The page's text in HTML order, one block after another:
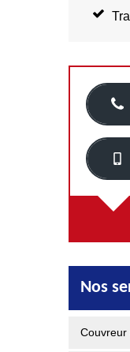
Nos
Couvreur